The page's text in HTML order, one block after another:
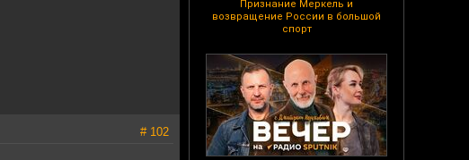
Признание Меркель и
возвращение России в большой
спорт
# 102